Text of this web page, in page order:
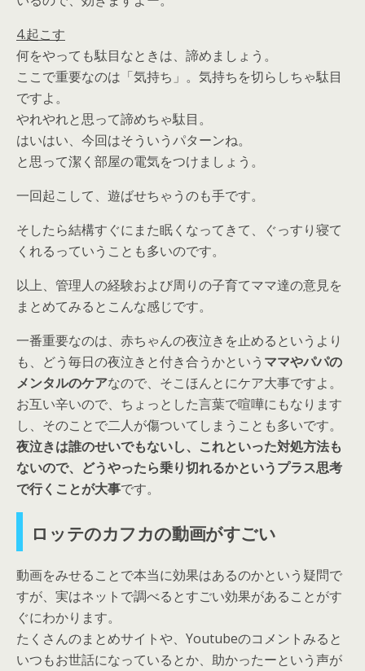
4.起こす
何をやっても駄目なときは、諦めましょう。
ここで重要なのは「気持ち」。気持ちを切らしちゃ駄目
ですよ。
やれやれと思って諦めちゃ駄目。
はいはい、今回はそういうパターンね。
と思って潔く部屋の電気をつけましょう。
一回起こして、遊ばせちゃうのも手です。
そしたら結構すぐにまた眠くなってきて、ぐっすり寝て
くれるっていうことも多いのです。
以上、管理人の経験および周りの子育てママ達の意見を
まとめてみるとこんな感じです。
一番重要なのは、赤ちゃんの夜泣きを止めるというより
も、どう毎日の夜泣きと付き合うかという ママやパパの
メンタルのケアなので、そこほんとにケア大事ですよ。
お互い辛いので、ちょっとした言葉で喧嘩にもなります
し、そのことで二人が傷ついてしまうことも多いです。
夜泣きは誰のせいでもないし、これといった対処方法も
ないので、どうやったら乗り切れるかというプラス思考
で行くことが大事です。
ロッテのカフカの動画がすごい
動画をみせることで本当に効果はあるのかという疑問で
すが、実はネットで調べるとすごい効果があることがす
ぐにわかります。
たくさんのまとめサイトや、Youtubeのコメントみると
いつもお世話になっているとか、助かったーという声が